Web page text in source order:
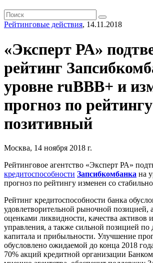
Рейтинговые действия, 14.11.2018
«Эксперт РА»
рейтинг
уровне ruВВВ+ и
прогноз по
позитивный
Москва, 14 ноября 2018 г.
Рейтинговое агентство «Эксперт РА»
кредитоспособности Запсибкомбанка на
прогноз по рейтингу изменен со
Рейтинг кредитоспособности банка
удовлетворительной рыночной позицией,
оценками ликвидности, качества активов
управления, а также сильной позицией по
капитала и прибыльности. Улучшение
обусловлено ожидаемой до конца 2018
70% акций кредитной организации